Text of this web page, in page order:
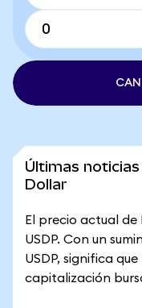
Últimas
Dollar
El precio actual de
USDP. Con un
USDP, significa
capitalización